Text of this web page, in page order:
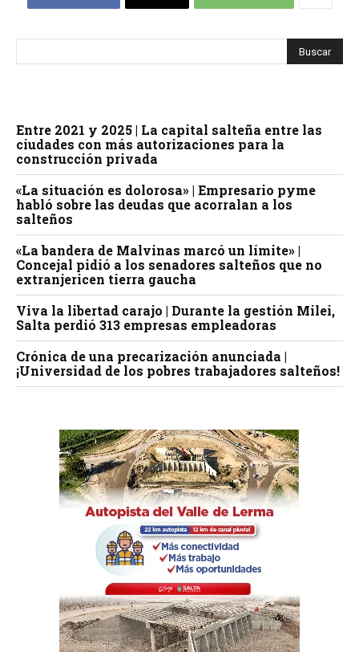
Entre 2021 y 2025 | La capital salteña entre las
ciudades con más autorizaciones para la
construcción privada
«La situación es dolorosa» | Empresario pyme
habló sobre las deudas que acorralan a los
salteños
«La bandera de Malvinas marcó un límite» |
Concejal pidió a los senadores salteños que no
extranjericen tierra gaucha
Viva la libertad carajo | Durante la gestión Milei,
Salta perdió 313 empresas empleadoras
Crónica de una precarización anunciada |
¡Universidad de los pobres trabajadores salteños!